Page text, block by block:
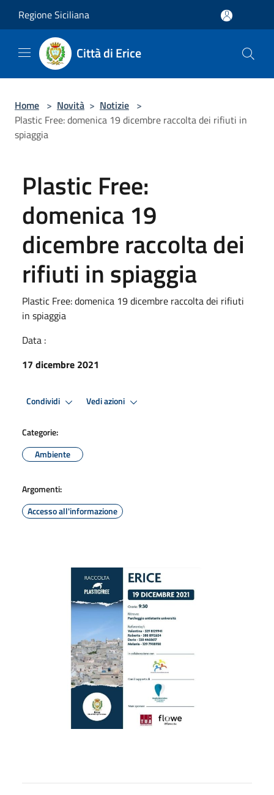
Regione Siciliana
Città di Erice
Home > Novità > Notizie >
Plastic Free: domenica 19 dicembre raccolta dei rifiuti in
spiaggia
Plastic Free:
domenica 19
dicembre raccolta dei
rifiuti in spiaggia
Plastic Free: domenica 19 dicembre raccolta dei rifiuti
in spiaggia
Data :
17 dicembre 2021
Condividi Vedi azioni
Categorie:
Ambiente
Argomenti:
Accesso all'informazione